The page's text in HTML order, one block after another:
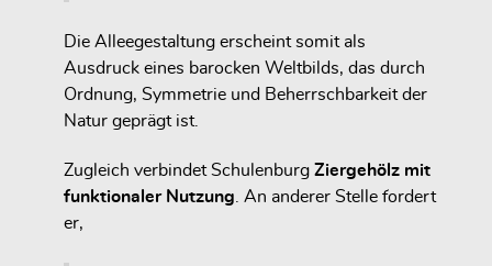
Die Alleegestaltung erscheint somit als
Ausdruck eines barocken Weltbilds, das durch
Ordnung, Symmetrie und Beherrschbarkeit der
Natur geprägt ist.
Zugleich verbindet Schulenburg Ziergehölz mit
funktionaler Nutzung. An anderer Stelle fordert
er,